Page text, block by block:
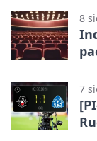
8
7